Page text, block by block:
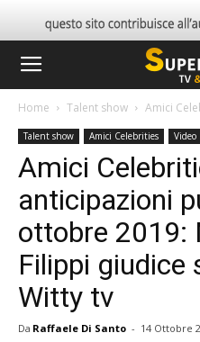
Home Talent show Amici
Talent show Amici Celebrities Video
Amici
anticipazioni
ottobre 2019:
Filippi giudice
Witty tv
Da Raffaele Di Santo - 14 Ottobre